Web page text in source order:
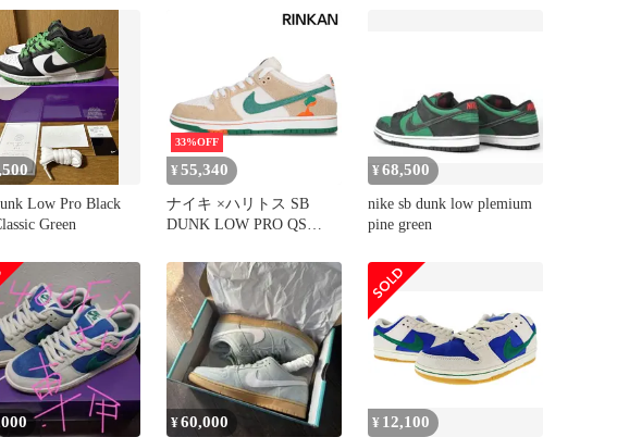
Low Pro Black
Green
33%OFF
¥ 55,340
ナイキ ×ハリトス SB
DUNK LOW PRO QS
FD0860-001 ダンクロープ
ロファントムアンドマラ
カイトスニーカー メンズ
29cm
¥68,500
nike sb dunk low plemium
pine green
¥60,000 ¥ 12,100